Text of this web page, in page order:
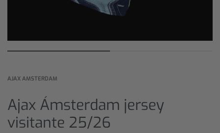
AJAX AMSTERDAM
Ajax Ámsterdam jersey
visitante 25/26